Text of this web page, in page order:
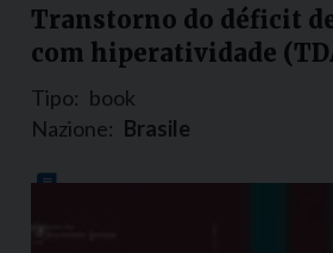
Transtorno do déficit
com hiperatividade
Tipo: book
Nazione: Brasile